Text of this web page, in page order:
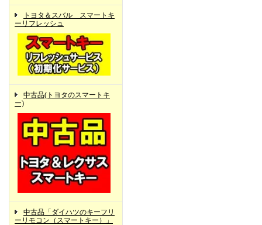
トヨタ＆スバル スマートキ
ーリフレッシュ
中古品(トヨタのスマートキ
ー)
中古品「ダイハツのキーフリ
ーリモコン（スマートキー）」